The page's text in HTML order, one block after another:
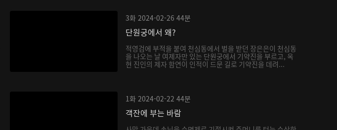
3화 2024-02-26 44분
단원궁에서 왜?
적영검에 부적을 붙여 천심동에서 벌을 받던 장은은이 천심동
을 나오는 날 여제자만 있는 단원궁에서 기약진을 부르고, 옥
현 진인의 제자 함연이 인적이 드문 길로 기약진을 데려...
1화 2024-02-22 44분
객잔에 부는 바람